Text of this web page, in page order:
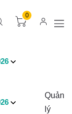
0
Quản
lý